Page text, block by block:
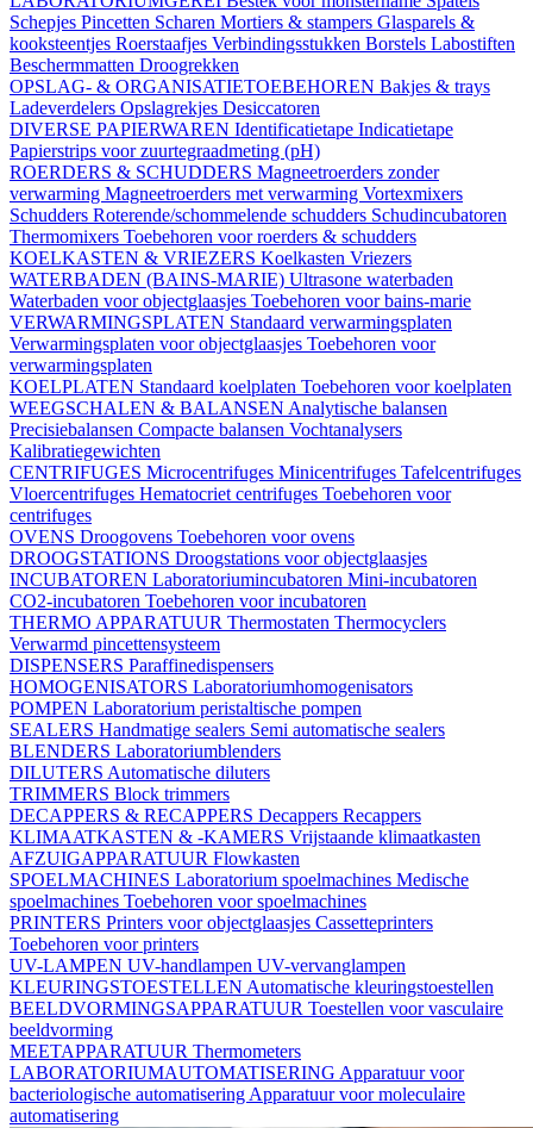
Schepjes Pincetten Scharen Mortiers & stampers Glasparels &
kooksteentjes Roerstaafjes Verbindingsstukken Borstels Labostiften
Beschermmatten Droogrekken
OPSLAG- & ORGANISATIETOEBEHOREN Bakjes & trays
Ladeverdelers Opslagrekjes Desiccatoren
DIVERSE PAPIERWAREN Identificatietape Indicatietape
Papierstrips voor zuurtegraadmeting (pH)
ROERDERS & SCHUDDERS Magneetroerders zonder
verwarming Magneetroerders met verwarming Vortexmixers
Schudders Roterende/schommelende schudders Schudincubatoren
Thermomixers Toebehoren voor roerders & schudders
KOELKASTEN & VRIEZERS Koelkasten Vriezers
WATERBADEN (BAINS-MARIE) Ultrasone waterbaden
Waterbaden voor objectglaasjes Toebehoren voor bains-marie
VERWARMINGSPLATEN Standaard verwarmingsplaten
Verwarmingsplaten voor objectglaasjes Toebehoren voor
verwarmingsplaten
KOELPLATEN Standaard koelplaten Toebehoren voor koelplaten
WEEGSCHALEN & BALANSEN Analytische balansen
Precisiebalansen Compacte balansen Vochtanalysers
Kalibratiegewichten
CENTRIFUGES Microcentrifuges Minicentrifuges Tafelcentrifuges
Vloercentrifuges Hematocriet centrifuges Toebehoren voor
centrifuges
OVENS Droogovens Toebehoren voor ovens
DROOGSTATIONS Droogstations voor objectglaasjes
INCUBATOREN Laboratoriumincubatoren Mini-incubatoren
CO2-incubatoren Toebehoren voor incubatoren
THERMO APPARATUUR Thermostaten Thermocyclers
Verwarmd pincettensysteem
DISPENSERS Paraffinedispensers
HOMOGENISATORS Laboratoriumhomogenisators
POMPEN Laboratorium peristaltische pompen
SEALERS Handmatige sealers Semi automatische sealers
BLENDERS Laboratoriumblenders
DILUTERS Automatische diluters
TRIMMERS Block trimmers
DECAPPERS & RECAPPERS Decappers Recappers
KLIMAATKASTEN & -KAMERS Vrijstaande klimaatkasten
AFZUIGAPPARATUUR Flowkasten
SPOELMACHINES Laboratorium spoelmachines Medische
spoelmachines Toebehoren voor spoelmachines
PRINTERS Printers voor objectglaasjes Cassetteprinters
Toebehoren voor printers
UV-LAMPEN UV-handlampen UV-vervanglampen
KLEURINGSTOESTELLEN Automatische kleuringstoestellen
BEELDVORMINGSAPPARATUUR Toestellen voor vasculaire
beeldvorming
MEETAPPARATUUR Thermometers
LABORATORIUMAUTOMATISERING Apparatuur voor
bacteriologische automatisering Apparatuur voor moleculaire
automatisering